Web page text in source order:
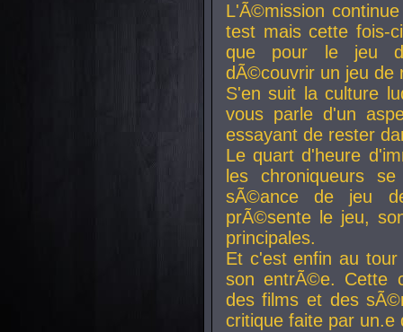
L'Ã©mission
test mais cette fois-
que pour le jeu
dÃ©couvrir un jeu de
S'en suit la culture
vous parle d'un
essayant de rester
Le quart d'heure
les chroniqueurs
sÃ©ance de jeu
prÃ©sente le jeu,
principales.
Et c'est enfin au
son entrÃ©e. Cette
des films et des
critique faite par